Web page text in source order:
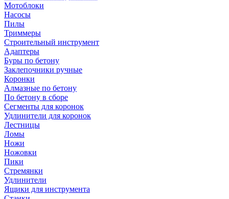
Мотоблоки
Насосы
Пилы
Триммеры
Строительный инструмент
Адаптеры
Буры по бетону
Заклепочники ручные
Коронки
Алмазные по бетону
По бетону в сборе
Сегменты для коронок
Удлинители для коронок
Лестницы
Ломы
Ножи
Ножовки
Пики
Стремянки
Удлинители
Ящики для инструмента